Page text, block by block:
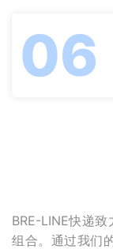
06
BRE-LINE快递
组合。通过我们